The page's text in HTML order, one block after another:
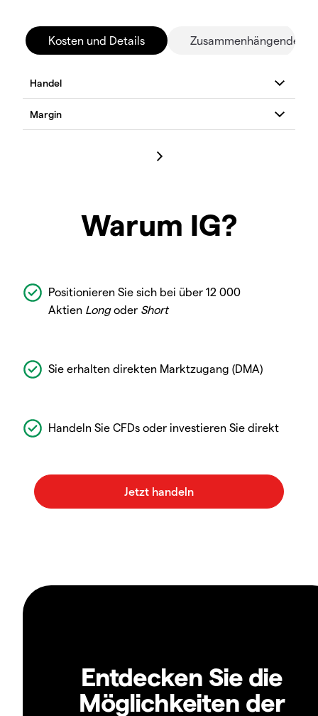
Kosten und Details Zusammenhängende
Warum IG?
Positionieren Sie sich bei über 12 000
Aktien Longoder Short
Sie erhalten direkten Marktzugang (DMA)
Handeln Sie CFDs oder investieren Sie direkt
Entdecken Sie die
Möglichkeiten der